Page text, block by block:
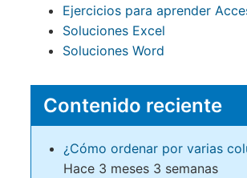
Ejercicios para aprender
Soluciones Excel
Soluciones Word
Contenido reciente
¿Cómo ordenar por varias
Hace 3 meses 3 semanas